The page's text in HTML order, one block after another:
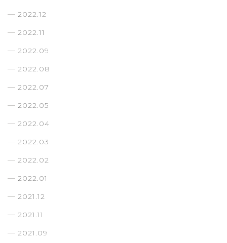
2022.12
2022.11
2022.09
2022.08
2022.07
2022.05
2022.04
2022.03
2022.02
2022.01
2021.12
2021.11
2021.09